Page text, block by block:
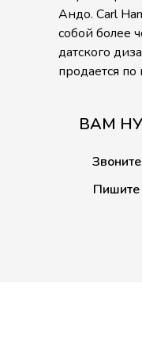
Андо. Carl
собой более
датского
продается
ВАМ
Звоните
Пишите